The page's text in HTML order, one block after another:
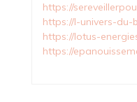
https://
https://l-univers-du-
https://lotus-
https://